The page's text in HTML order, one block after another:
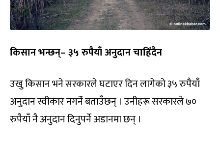
किसान भन्छन्– ३५ रुपैयाँ अनुदान चाहिँदैन
उखु किसान भने सरकारले घटाएर दिन लागेको ३५ रुपैयाँ
अनुदान स्वीकार नगर्ने बताउँछन् । उनीहरू सरकारले ७०
रुपैयाँ नै अनुदान दिनुपर्ने अडानमा छन् ।